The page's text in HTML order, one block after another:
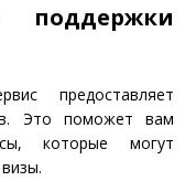
поддержки
предоставляет
Это поможет вам
которые могут